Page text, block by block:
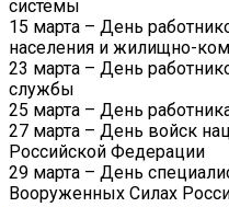
системы
15 марта – День
населения и жилищно-
23 марта – День
службы
25 марта – День
27 марта – День войск
Российской Федерации
29 марта – День
Вооруженных Силах